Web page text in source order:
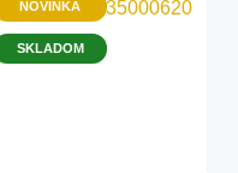
NOVINKA
SKLADOM